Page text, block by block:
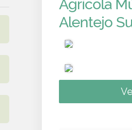
Agrícola
Alentejo